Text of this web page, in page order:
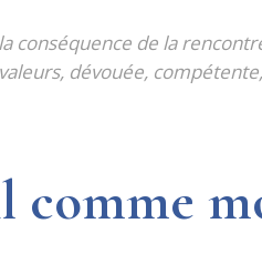
conséquence de la
dévouée, compétente,
comme